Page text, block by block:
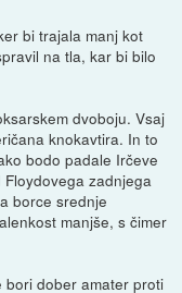
bi trajala manj kot
na tla, kar bi bilo
dvoboju. Vsaj
knokavtira. In to
bodo padale Irčeve
zadnjega
borce srednje
manjše, s čimer
bori dober amater proti